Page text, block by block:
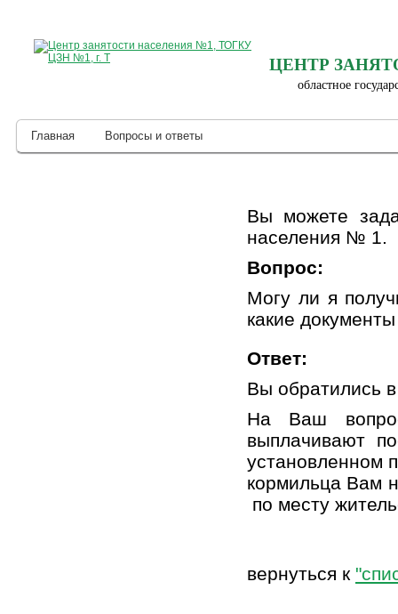
ЦЕНТР
областное
Главная Вопросы и ответы
Вы можете
населения № 1.
Вопрос:
Могу ли я
какие
Ответ:
Вы обратились
На Ваш
выплачивают
установленном
кормильца Вам
по месту
вернуться к